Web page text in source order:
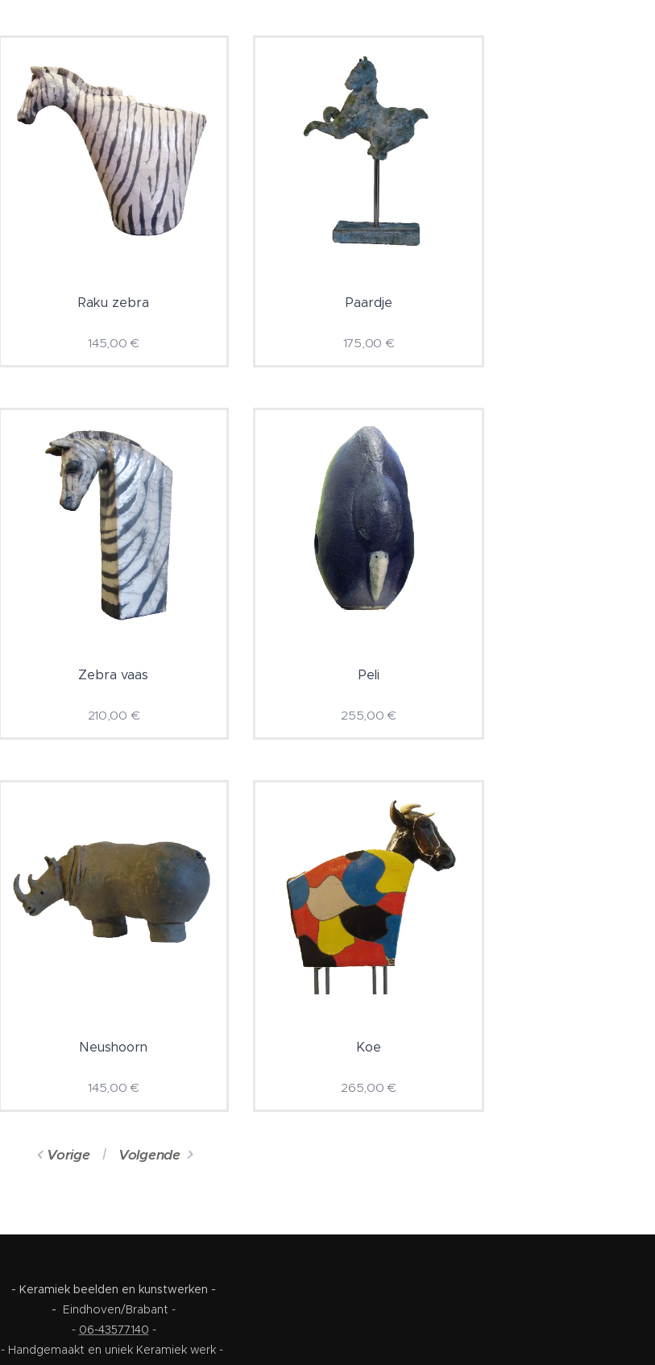
Raku zebra
145,00 €
Paardje
175,00 €
Zebra vaas
210,00 €
Peli
255,00 €
Neushoorn
145,00 €
Koe
265,00 €
Vorige Volgende
- Keramiek beelden en kunstwerken -
- Eindhoven/Brabant -
- 06-43577140 -
- Handgemaakt en uniek Keramiek werk -